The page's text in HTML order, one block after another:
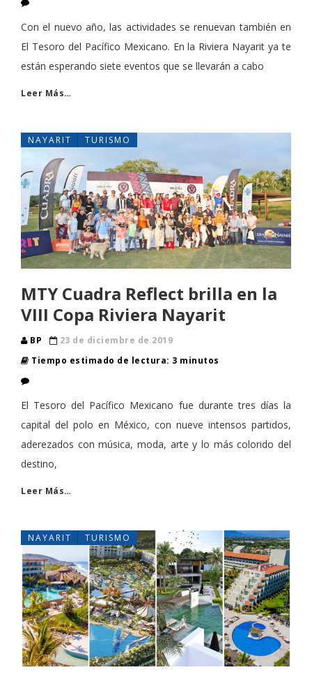
Con el nuevo año, las actividades se renuevan también en
El Tesoro del Pacífico Mexicano. En la Riviera Nayarit ya te
están esperando siete eventos que se llevarán a cabo
Leer Más…
NAYARIT TURISMO
MTY Cuadra Reflect brilla en la
VIII Copa Riviera Nayarit
BP
23 de diciembre de 2019
Tiempo estimado de lectura: 3 minutos
El Tesoro del Pacífico Mexicano fue durante tres días la
capital del polo en México, con nueve intensos partidos,
aderezados con música, moda, arte y lo más colorido del
destino,
Leer Más…
NAYARIT TURISMO